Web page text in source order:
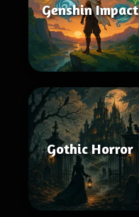
Genshin Impact
Gothic Horror